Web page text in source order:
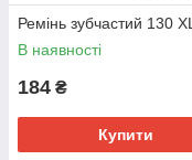
Ремінь зубчастий 130 XL
В наявності
184 ₴
Купити